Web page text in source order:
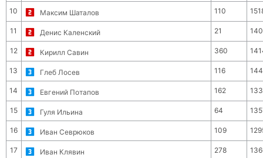
10 Максим Шаталов 110
11 Денис Каленский 21
12 Кирилл Савин 360
13 Глеб Лосев 116
14 Евгений Потапов 162
15 Гуля Ильина 64
16 Иван Севрюков 109
17 Иван Клявин 278